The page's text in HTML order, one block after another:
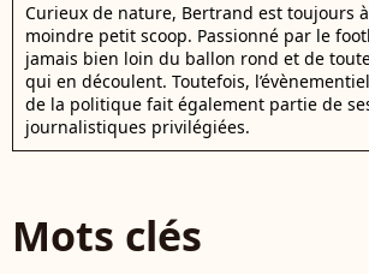
Curieux de nature, Bertrand est toujours
moindre petit scoop. Passionné par le
jamais bien loin du ballon rond et de
qui en découlent. Toutefois,
de la politique fait également partie de
journalistiques privilégiées.
Mots clés